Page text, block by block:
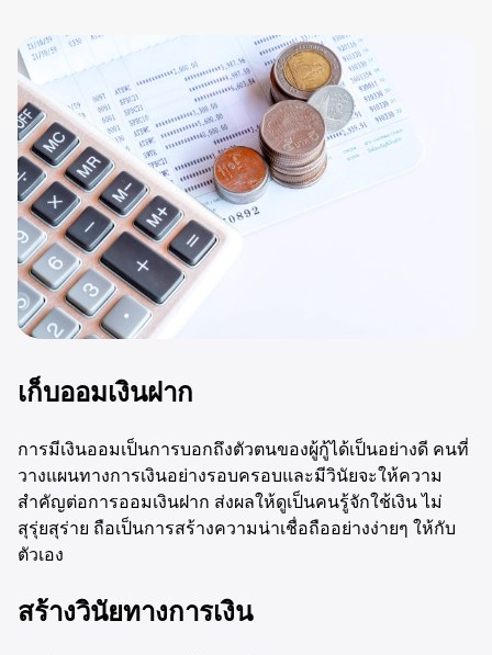
เก็บออมเงินฝาก
การมีเงินออมเป็นการบอกถึงตัวตนของผู้กู้ได้เป็นอย่างดี คนที่
วางแผนทางการเงินอย่างรอบครอบและมีวินัยจะให้ความ
สำคัญต่อการออมเงินฝาก ส่งผลให้ดูเป็นคนรู้จักใช้เงิน ไม่
สุรุ่ยสุร่าย ถือเป็นการสร้างความน่าเชื่อถืออย่างง่ายๆ ให้กับ
ตัวเอง
สร้างวินัยทางการเงิน